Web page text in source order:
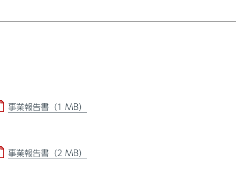
事業報告書（1 MB）
事業報告書（2 MB）